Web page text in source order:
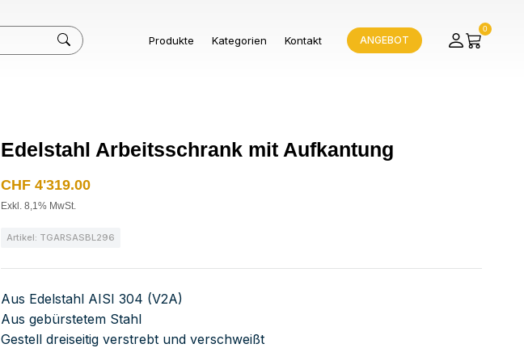
Produkte Kategorien Kontakt ANGEBOT
0
Edelstahl Arbeitsschrank mit Aufkantung
CHF4'319.00
Exkl. 8,1% MwSt.
Artikel: TGARSASBL296
Aus Edelstahl AISI 304 (V2A)
Aus gebürstetem Stahl
Gestell dreiseitig verstrebt und verschweißt